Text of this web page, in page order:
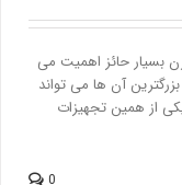
بسیار حائز اهمیت می
آن ها می تواند
از همین تجهیزات
0